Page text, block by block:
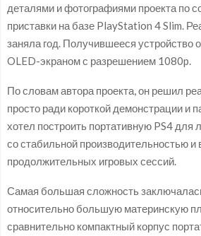
деталями и фотографиями проекта по
приставки на базе PlayStation 4 Slim.
заняла год. Получившееся
OLED-экраном с разрешением 1080p.
По словам автора проекта, он решил
просто ради короткой демонстрации и
хотел построить портативную PS4 для
со стабильной производительностью
продолжительных игровых сессий.
Самая большая сложность
относительно большую материнскую
сравнительно компактный корпус